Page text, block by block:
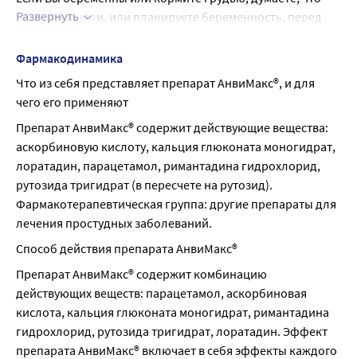
забе¬ременели, или планируете беременность, перед
лечащим врачом.
Беременность
Препарат АнвиМакс® противопоказан во время
беременности. Не принимайте препарат АнвиМакс® во
время беременности.
Грудное вскармливание
Препарат АнвиМакс® противопоказан в период грудного
вскармливания. Не принимайте препарат АнвиМакс® в
период грудного вскармливания.
Развернуть
Фармакодинамика
Что из себя представляет препарат АнвиМакс®, и для
чего его применяют
Препарат АнвиМакс® содержит действующие вещества:
аскорбиновую кислоту, кальция глюконата моногидрат,
лоратадин, парацетамол, римантадина гидрохлорид,
рутозида тригидрат (в пересчете на рутозид).
Фармакотерапевтическая группа: другие препараты для
лечения простудных заболеваний.
Способ действия препарата АнвиМакс®
Препарат АнвиМакс® содержит комбинацию
действующих веществ: парацетамол, аскорбиновая
кислота, кальция глюконата моногидрат, римантадина
гидрохлорид, рутозида тригидрат, лоратадин. Эффект
препарата АнвиМакс® включает в себя эффекты каждого